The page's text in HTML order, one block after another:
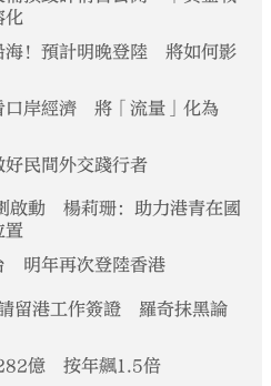
化
海！預計明晚登陸 將如何影
口岸經濟 將「流量」化為
民間外交踐行者
啟動 楊莉珊：助力港青在國
置
明年再次登陸香港
留港工作簽證 羅奇抹黑論
億 按年飆1.5倍